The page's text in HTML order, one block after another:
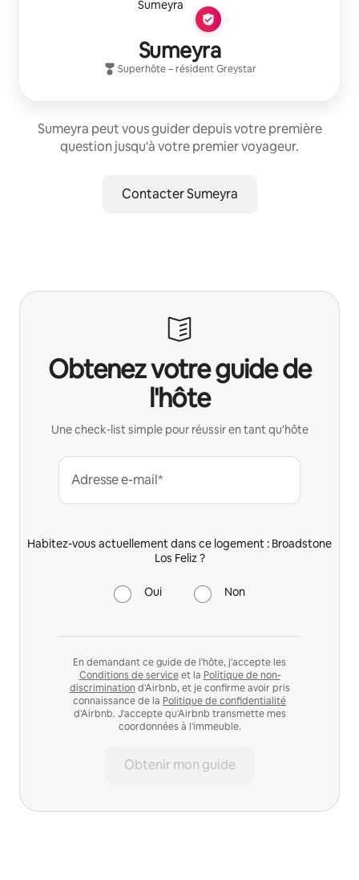
Sumeyra
Superhôte– résidentGreystar
Sumeyra peut vous guider depuis votre première
question jusqu'à votre premier voyageur.
Contacter Sumeyra
Obtenez votre guide de
l'hôte
Une check-list simple pour réussir en tant qu'hôte
Adresse e-mail*
Habitez-vous actuellement dans ce logement : Broadstone
Los Feliz ?
Oui Non
En demandant ce guide de l'hôte, j'accepte les
Conditions de serviceet la Politique de non-
discrimination d'Airbnb, et je confirme avoir pris
connaissance de la Politique de confidentialité
d'Airbnb. J'accepte qu'Airbnb transmette mes
coordonnées à l'immeuble.
Obtenir mon guide